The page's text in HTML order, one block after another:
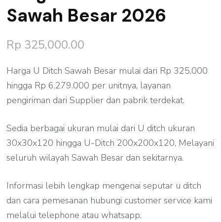
Sawah Besar 2026
Rp 325,000.00
Harga U Ditch Sawah Besar mulai dari Rp 325.000
hingga Rp 6.279.000 per unitnya, layanan
pengiriman dari Supplier dan pabrik terdekat.
Sedia berbagai ukuran mulai dari U ditch ukuran
30x30x120 hingga U-Ditch 200x200x120, Melayani
seluruh wilayah Sawah Besar dan sekitarnya.
Informasi lebih lengkap mengenai seputar u ditch
dan cara pemesanan hubungi customer service kami
melalui telephone atau whatsapp.